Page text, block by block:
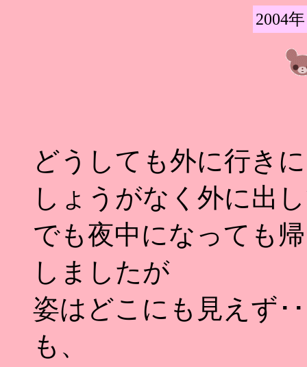
2004
どうしても外に行き
しょうがなく外に出
でも夜中になっても
しましたが
姿はどこにも見えず･
も、